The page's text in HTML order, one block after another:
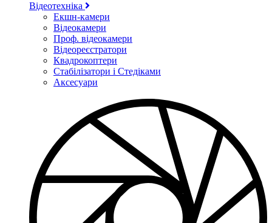
Відеотехніка
Екшн-камери
Відеокамери
Проф. відеокамери
Відеореєстратори
Квадрокоптери
Стабілізатори і Стедіками
Аксесуари